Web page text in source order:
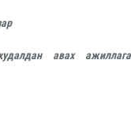
авах